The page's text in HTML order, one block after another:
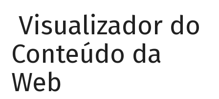
Visualizador do
Conteúdo da
Web